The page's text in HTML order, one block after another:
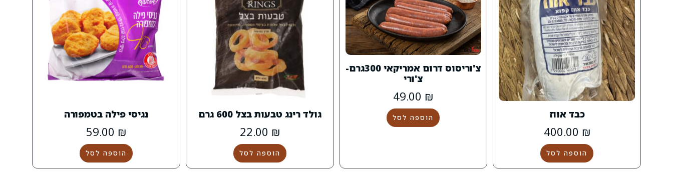
כבד אווז
400.00 ₪
הוספה לסל
צ'וריסוס דרום אמריקאי 300גרם-
צ'ורי
49.00 ₪
הוספה לסל גולד רינג טבעות בצל 600 גרם
22.00 ₪
הוספה לסל
נגיסי פילה בטמפורה
59.00 ₪
הוספה לסל